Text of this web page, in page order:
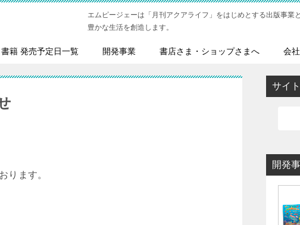
エムピージェーは「月刊アクアライフ」をはじめとする出版事業
豊かな生活を創造します。
籍 発売予定日一覧 開発事業 書店さま・ショップさまへ 会
ります。
サイ
開発